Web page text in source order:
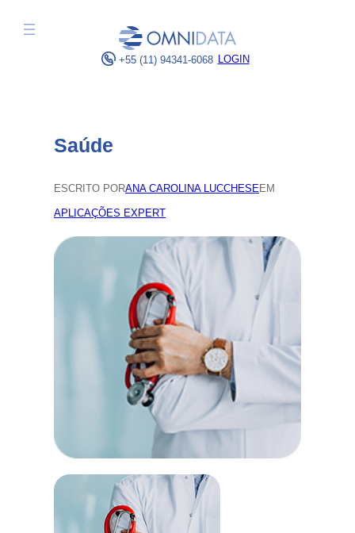
para
+55 (11) 94341-6068 LOGIN
Saúde
ESCRITO PORANA CAROLINA LUCCHESEEM
APLICAÇÕES EXPERT